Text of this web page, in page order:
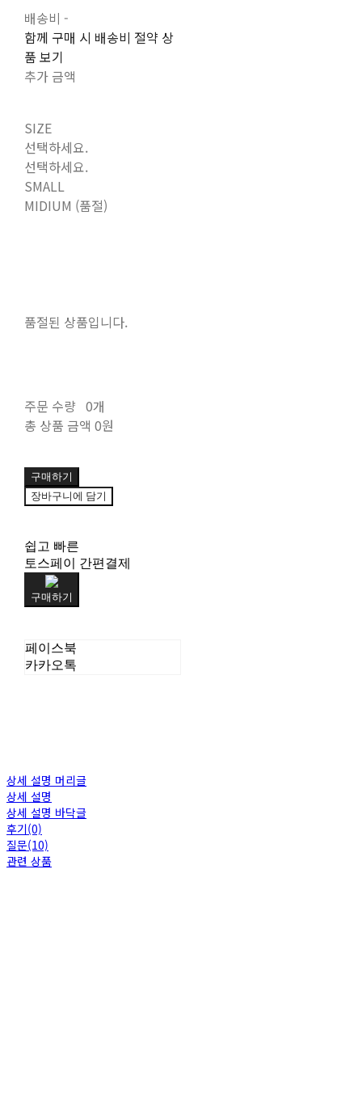
배송비 -
함께 구매 시 배송비 절약 상
품 보기
추가 금액
SIZE
선택하세요.
선택하세요.
SMALL
MIDIUM (품절)
품절된 상품입니다.
주문 수량 0개
총 상품 금액 0원
구매하기
장바구니에 담기
쉽고 빠른
토스페이 간편결제
구매하기
페이스북
카카오톡
상세 설명 머리글
상세 설명
상세 설명 바닥글
후기(0)
질문(10)
관련 상품